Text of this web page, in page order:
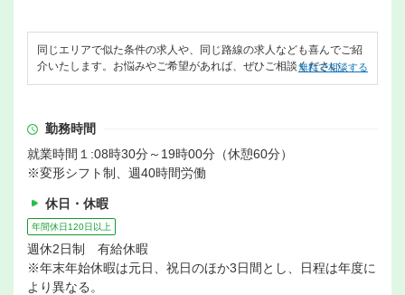
同じエリアで似た条件の求人や、同じ路線の求人なども喜んでご紹
介いたします。お悩みやご希望があれば、ぜひご相談ください。
無料で相談する
勤務時間
就業時間１:08時30分～19時00分（休憩60分）
※変形シフト制、週40時間労働
休日・休暇
年間休日120日以上
週休2日制 有給休暇
※年末年始休暇は元日、祝日のほか3日間とし、日程は年度に
より異なる。